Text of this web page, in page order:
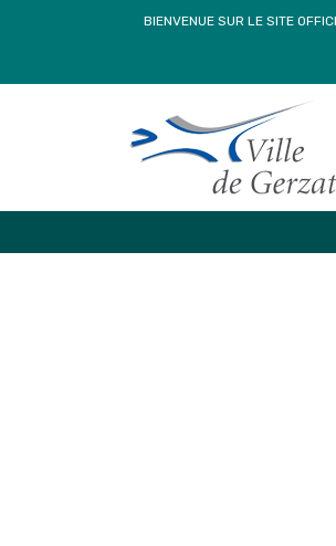
BIENVENUE SUR LE SITE